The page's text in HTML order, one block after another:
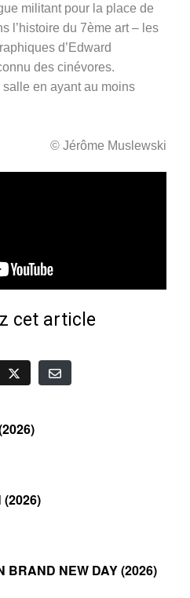
militant pour la place de
l’histoire du 7ème art– les
d’Edward
des cinévores.
salle en ayant au moins
© Jérôme Muslewski
cet article
(2026)
BRAND NEW DAY (2026)